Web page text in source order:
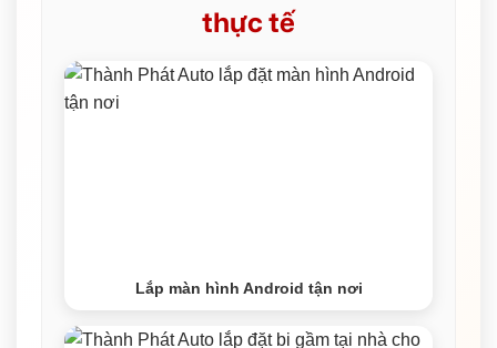
thực tế
Lắp màn hình Android tận nơi